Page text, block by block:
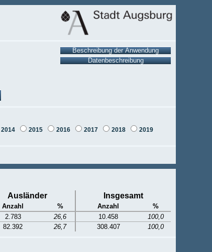
2014 2015 2016 2017 2018
2019
Ausländer Insgesamt
Anzahl % Anzahl
%
2.783 26,6 10.458
100,0
82.392 26,7 308.407 100,0